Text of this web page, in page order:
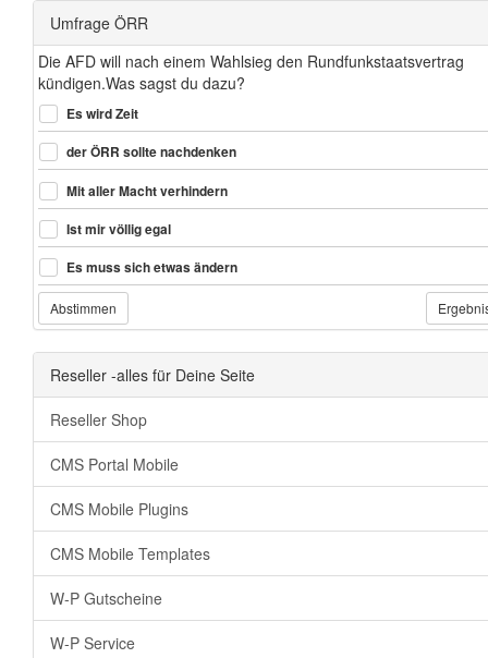
Umfrage ÖRR
Die AFD will nach einem Wahlsieg den Rundfunkstaatsvertrag
kündigen.Was sagst du dazu?
Es wird Zeit
der ÖRR sollte nachdenken
Mit aller Macht verhindern
Ist mir völlig egal
Es muss sich etwas ändern
Abstimmen
Reseller -alles für Deine Seite
Reseller Shop
CMS Portal Mobile
CMS Mobile Plugins
CMS Mobile Templates
W-P Gutscheine
W-P Service